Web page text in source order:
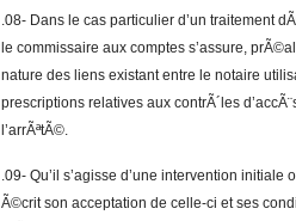
.08- Dans le cas particulier d’un traitement
le commissaire aux comptes s’assure,
nature des liens existant entre le notaire
prescriptions relatives aux contrÃ´les
l’arrÃªtÃ©.
.09- Qu’il s’agisse d’une intervention
Ã©crit son acceptation de celle-ci et ses